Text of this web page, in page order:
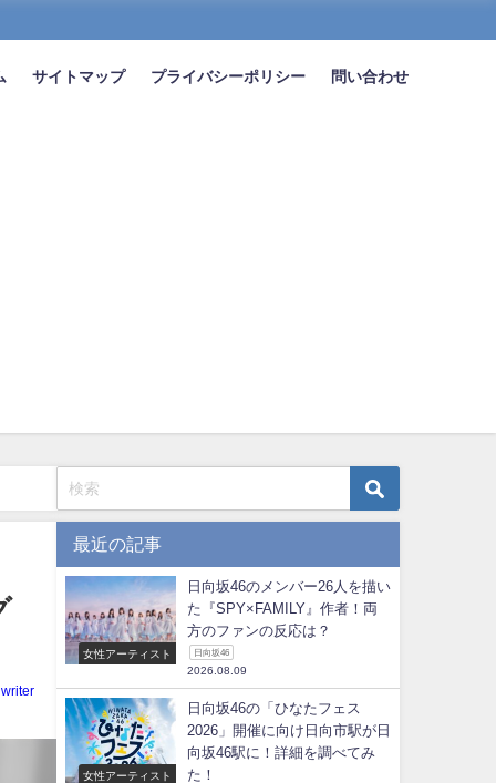
サイトマップ プライバシーポリシー 問い合わせ
writer
最近の記事
女性アーティスト
日向坂46のメンバー26人を描い
た『SPY×FAMILY』作者！両
方のファンの反応は？
日向坂46
2026.08.09
女性アーティスト
日向坂46の「ひなたフェス
2026」開催に向け日向市駅が日
向坂46駅に！詳細を調べてみ
た！